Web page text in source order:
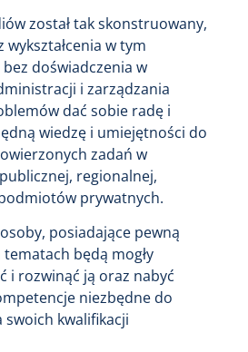
został tak skonstruowany,
wykształcenia w tym
doświadczenia w
i zarządzania
dać sobie radę i
wiedzę i umiejętności do
zadań w
regionalnej,
prywatnych.
posiadające pewną
będą mogły
i rozwinąć ją oraz nabyć
niezbędne do
swoich kwalifikacji